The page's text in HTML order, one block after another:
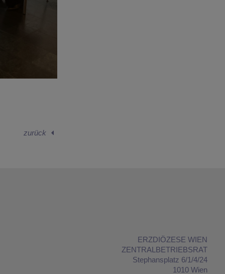
zurück
ERZDIÖZESE WIEN
ZENTRALBETRIEBSRAT
Stephansplatz 6/1/4/24
1010 Wien